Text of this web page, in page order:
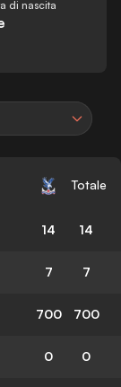
di nascita
Totale
14 14
7 7
700 700
0 0